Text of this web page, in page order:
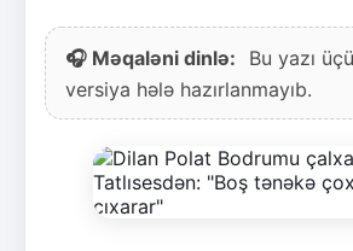
🎧 Məqaləni dinlə:
Bu yazı
versiya hələ hazırlanmayıb.